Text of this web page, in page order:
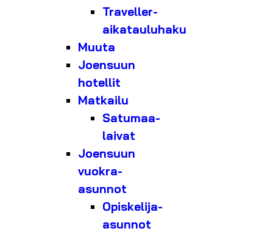
Traveller-
aikatauluhaku
Muuta
Joensuun
hotellit
Matkailu
Satumaa-
laivat
Joensuun
vuokra-
asunnot
Opiskelija-
asunnot